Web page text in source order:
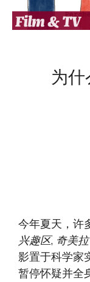
为
今年夏天，许
兴趣区, 奇美拉
影置于科学家
暂停怀疑并全